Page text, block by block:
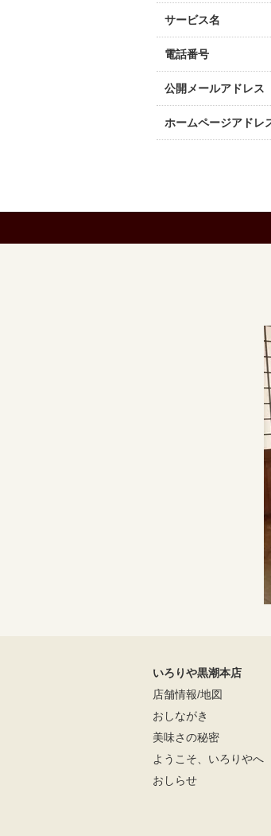
サービス名
電話番号
公開メールアドレス
ホームページアドレ
いろりや黒潮本店
店舗情報/地図
おしながき
美味さの秘密
ようこそ、いろりやへ
おしらせ